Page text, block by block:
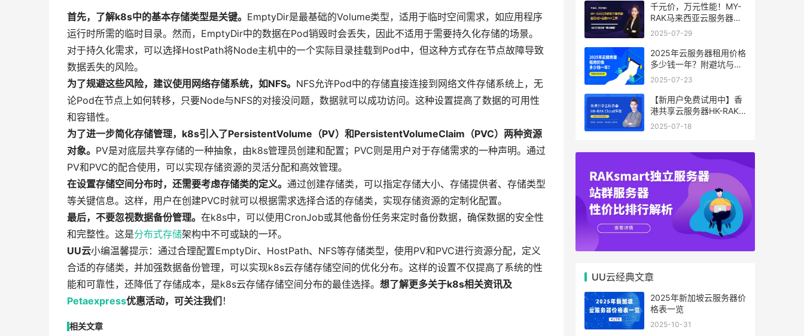
首先，了解k8s中的基本存储类型是关键。 EmptyDir是最基础的Volume类型，适用于临时空间需求，如应用程序
运行时所需的临时目录。然而，EmptyDir中的数据在Pod销毁时会丢失，因此不适用于需要持久化存储的场景。
对于持久化需求，可以选择HostPath将Node主机中的一个实际目录挂载到Pod中，但这种方式存在节点故障导致
数据丢失的风险。
为了规避这些风险，建议使用网络存储系统，如NFS。 NFS允许Pod中的存储直接连接到网络文件存储系统上，无
论Pod在节点上如何转移，只要Node与NFS的对接没问题，数据就可以成功访问。这种设置提高了数据的可用性
和容错性。
为了进一步简化存储管理，k8s引入了PersistentVolume（PV）和PersistentVolumeClaim（PVC）两种资源
对象。 PV是对底层共享存储的一种抽象，由k8s管理员创建和配置；PVC则是用户对于存储需求的一种声明。通过
PV和PVC的配合使用，可以实现存储资源的灵活分配和高效管理。
在设置存储空间分布时，还需要考虑存储类的定义。 通过创建存储类，可以指定存储大小、存储提供者、存储类型
等关键信息。这样，用户在创建PVC时就可以根据需求选择合适的存储类，实现存储资源的定制化配置。
最后，不要忽视数据备份管理。 在k8s中，可以使用CronJob或其他备份任务来定时备份数据，确保数据的安全性
和完整性。这是分布式存储架构中不可或缺的一环。
UU云小编温馨提示：通过合理配置EmptyDir、HostPath、NFS等存储类型，使用PV和PVC进行资源分配，定义
合适的存储类，并加强数据备份管理，可以实现k8s云存储存储空间的优化分布。这样的设置不仅提高了系统的性
能和可靠性，还降低了存储成本，是k8s云存储存储空间分布的最佳选择。 想了解更多关于k8s相关资讯及
Petaexpress优惠活动，可关注我们 ！
相关文章
千元价，万元性能！MY-
RAK马来西亚云服务器：
首月5折+免费SEO工具，
2025-07-29
2025年云服务器租用价格
多少钱一年？附避坑与省
钱攻略
2025-07-23
【新用户免费试用中】香
港共享云服务器HK-RAK
Cloud评测：低延迟、高
2025-07-18
UU云经典文章
2025年新加坡云服务器价
格表一览
2025-10-31